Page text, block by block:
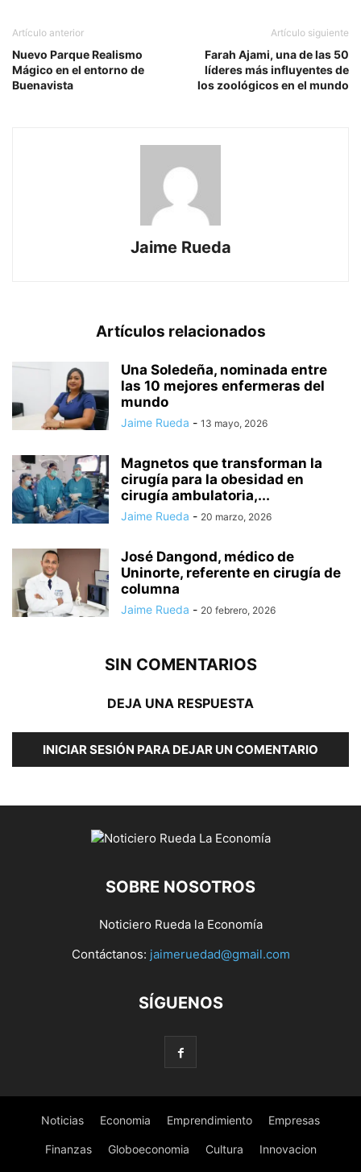
Artículo anterior
Nuevo Parque Realismo
Mágico en el entorno de
Buenavista
Artículo siguiente
Farah Ajami, una de las 50
líderes más influyentes de
los zoológicos en el mundo
Jaime Rueda
Artículos relacionados
Una Soledeña, nominada entre
las 10 mejores enfermeras del
mundo
Jaime Rueda - 13 mayo, 2026
Magnetos que transforman la
cirugía para la obesidad en
cirugía ambulatoria,...
Jaime Rueda - 20 marzo, 2026
José Dangond, médico de
Uninorte, referente en cirugía de
columna
Jaime Rueda - 20 febrero, 2026
SIN COMENTARIOS
DEJA UNA RESPUESTA
INICIAR SESIÓN PARA DEJAR UN COMENTARIO
SOBRE NOSOTROS
Noticiero Rueda la Economía
Contáctanos: jaimeruedad@gmail.com
SÍGUENOS
Noticias Economia Emprendimiento Empresas
Finanzas Globoeconomia Cultura Innovacion